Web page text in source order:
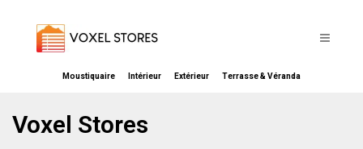
Moustiquaire Intérieur Extérieur Terrasse & Véranda
Voxel Stores